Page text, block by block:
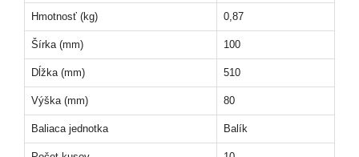
Hmotnosť (kg) 0,87
Šírka (mm) 100
Dĺžka (mm) 510
Výška (mm) 80
Baliaca jednotka Balík